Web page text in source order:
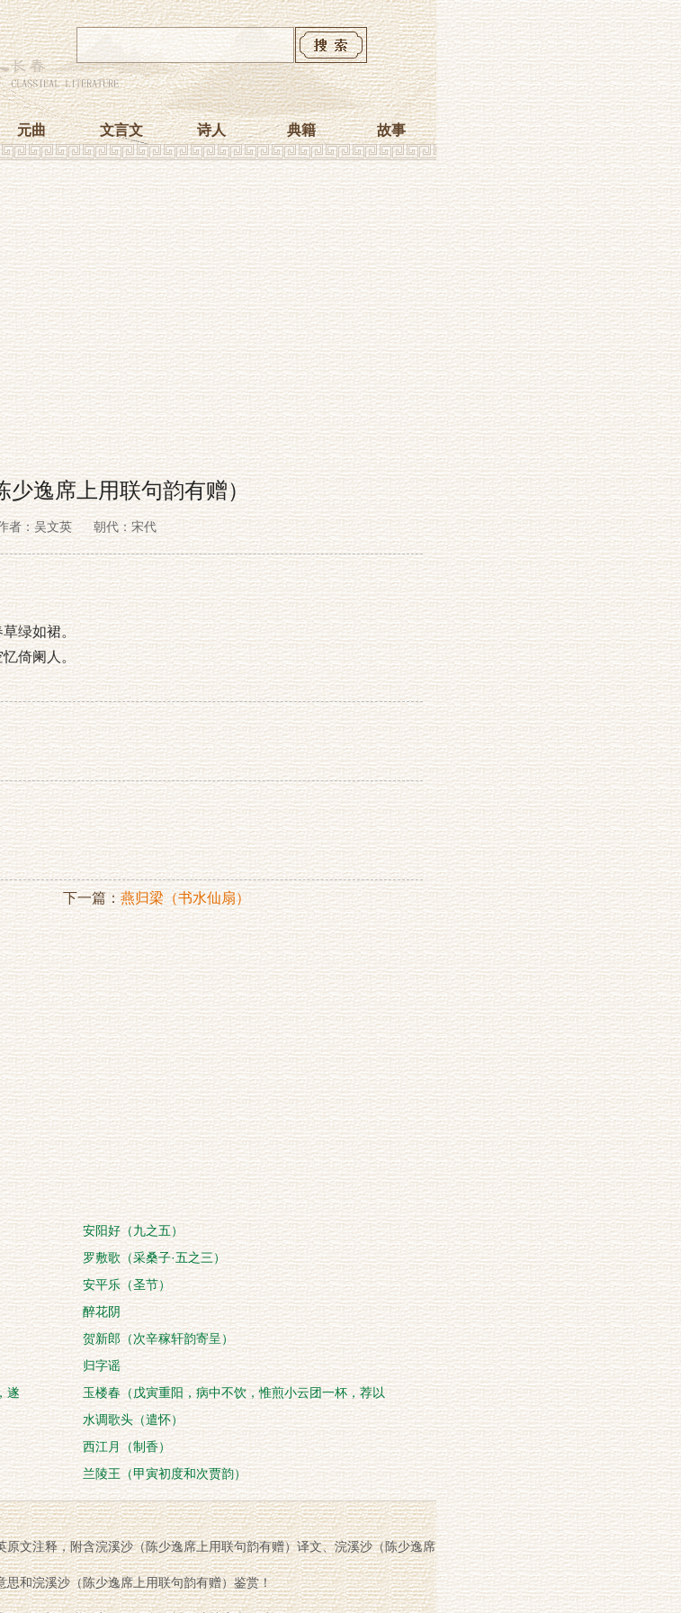
元曲 文言文 诗人 典籍 故事
少逸席上用联句韵有赠）
者：吴文英 朝代：宋代
绿如裙。
倚阑人。
下一篇：燕归梁（书水仙扇）
安阳好（九之五）
罗敷歌（采桑子·五之三）
安平乐（圣节）
醉花阴
贺新郎（次辛稼轩韵寄呈）
归字谣
遂
玉楼春（戊寅重阳，病中不饮，惟煎小云团一杯，荐以
水调歌头（遣怀）
西江月（制香）
兰陵王（甲寅初度和次贾韵）
文注释，附含浣溪沙（陈少逸席上用联句韵有赠）译文、浣溪沙（陈少逸席
思和浣溪沙（陈少逸席上用联句韵有赠）鉴赏！